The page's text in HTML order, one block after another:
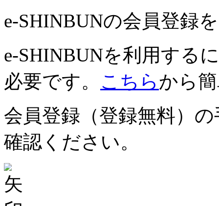
e-SHINBUNの会員登録
e-SHINBUNを利用する
必要です。 こちらから
会員登録（登録無料）
確認ください。